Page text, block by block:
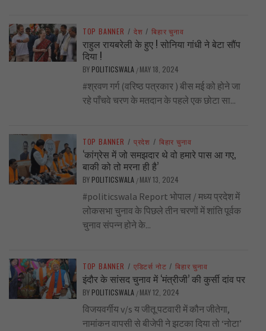
TOP BANNER / देश / बिहार चुनाव
राहुल रायबरेली के हुए ! सोनिया गांधी ने बेटा सौंप
दिया !
BY POLITICSWALA / MAY 18, 2024
#श्रवण गर्ग (वरिष्ठ पत्रकार ) बीस मई को होने जा
रहे पाँचवे चरण के मतदान के पहले एक छोटा सा...
TOP BANNER / प्रदेश / बिहार चुनाव
‘कांग्रेस में जो समझदार थे वो हमारे पास आ गए,
बाकी को तो मरना ही है’
BY POLITICSWALA / MAY 13, 2024
#politicswala Report भोपाल / मध्य प्रदेश में
लोकसभा चुनाव के पिछले तीन चरणों में शांति पूर्वक
चुनाव संपन्न होने के...
TOP BANNER / एडिटर्स नोट / बिहार चुनाव
इंदौर के सांसद चुनाव में ‘मंत्रीजी’ की कुर्सी दांव पर
BY POLITICSWALA / MAY 12, 2024
विजयवर्गीय v/s य जीतू पटवारी में कौन जीतेगा,
नामांकन वापसी से बीजेपी ने झटका दिया तो ‘नोटा’